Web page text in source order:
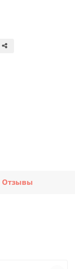
Отзывы